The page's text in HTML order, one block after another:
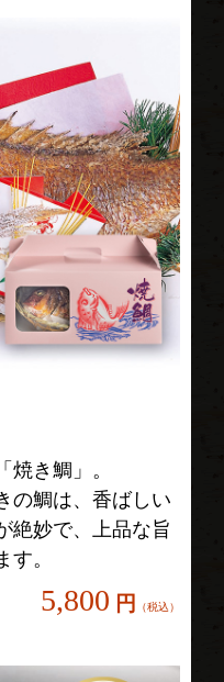
焼き鯛」。
の鯛は、香ばしい
絶妙で、上品な旨
。
5,800 円 （税込）